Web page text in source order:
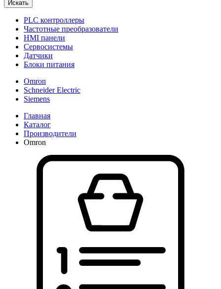
PLC контроллеры
Частотные преобразователи
HMI панели
Сервосистемы
Датчики
Блоки питания
Omron
Schneider Electric
Siemens
Главная
Каталог
Производители
Omron